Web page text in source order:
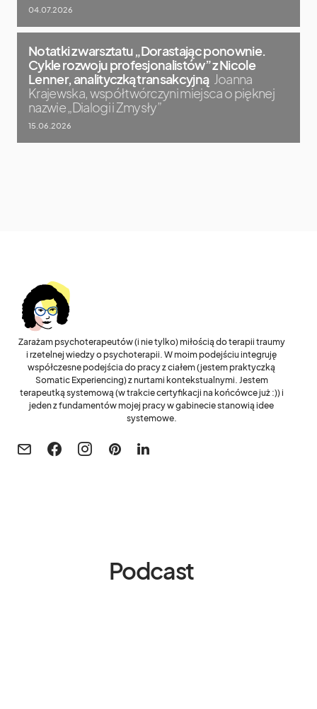
04.07.2026
Notatki z warsztatu „Dorastając ponownie.
Cykle rozwoju profesjonalistów” z Nicole
Lenner, analityczką transakcyjną Joanna
Krajewska, współtwórczyni miejsca o pięknej
nazwie „Dialogi i Zmysły”
15.06.2026
Zarażam psychoterapeutów (i nie tylko) miłością do terapii traumy
i rzetelnej wiedzy o psychoterapii. W moim podejściu integruję
współczesne podejścia do pracy z ciałem (jestem praktyczką
Somatic Experiencing) z nurtami kontekstualnymi. Jestem
terapeutką systemową (w trakcie certyfikacji na końcówce już :)) i
jeden z fundamentów mojej pracy w gabinecie stanowią idee
systemowe.
Podcast